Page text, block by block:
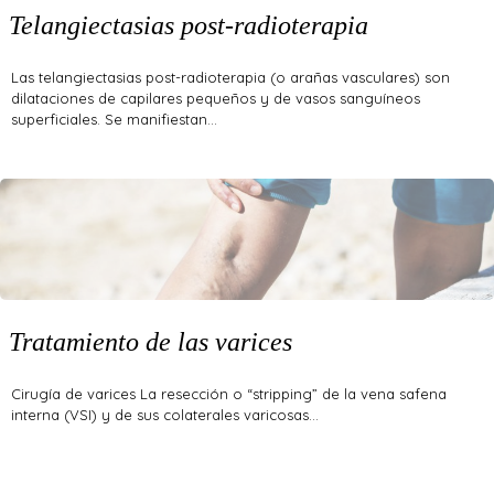
Telangiectasias post-radioterapia
Las telangiectasias post-radioterapia (o arañas vasculares) son
dilataciones de capilares pequeños y de vasos sanguíneos
superficiales. Se manifiestan…
Tratamiento de las varices
Cirugía de varices La resección o “stripping” de la vena safena
interna (VSI) y de sus colaterales varicosas…